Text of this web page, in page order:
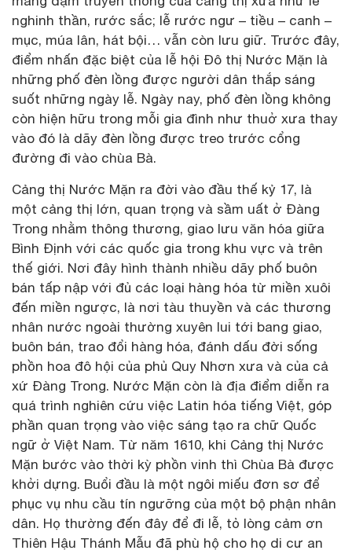
nghinh thần, rước sắc; lễ rước ngư – tiều – canh –
mục, múa lân, hát bội… vẫn còn lưu giữ. Trước đây,
điểm nhấn đặc biệt của lễ hội Đô thị Nước Mặn là
những phố đèn lồng được người dân thắp sáng
suốt những ngày lễ. Ngày nay, phố đèn lồng không
còn hiện hữu trong mỗi gia đình như thuở xưa thay
vào đó là dãy đèn lồng được treo trước cổng
đường đi vào chùa Bà.
Cảng thị Nước Mặn ra đời vào đầu thế kỷ 17, là
một cảng thị lớn, quan trọng và sầm uất ở Đàng
Trong nhằm thông thương, giao lưu văn hóa giữa
Bình Định với các quốc gia trong khu vực và trên
thế giới. Nơi đây hình thành nhiều dãy phố buôn
bán tấp nập với đủ các loại hàng hóa từ miền xuôi
đến miền ngược, là nơi tàu thuyền và các thương
nhân nước ngoài thường xuyên lui tới bang giao,
buôn bán, trao đổi hàng hóa, đánh dấu đời sống
phồn hoa đô hội của phủ Quy Nhơn xưa và của cả
xứ Đàng Trong. Nước Mặn còn là địa điểm diễn ra
quá trình nghiên cứu việc Latin hóa tiếng Việt, góp
phần quan trọng vào việc sáng tạo ra chữ Quốc
ngữ ở Việt Nam. Từ năm 1610, khi Cảng thị Nước
Mặn bước vào thời kỳ phồn vinh thì Chùa Bà được
khởi dựng. Buổi đầu là một ngôi miếu đơn sơ để
phục vụ nhu cầu tín ngưỡng của một bộ phận nhân
dân. Họ thường đến đây để đi lễ, tỏ lòng cảm ơn
Thiên Hậu Thánh Mẫu đã phù hộ cho họ di cư an